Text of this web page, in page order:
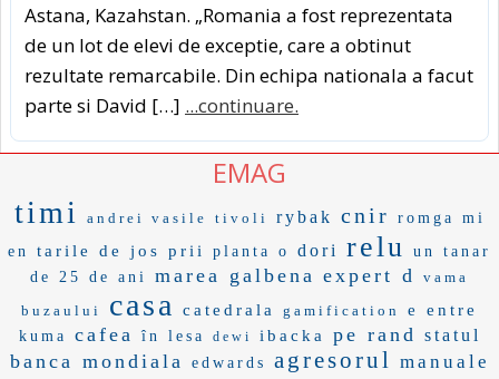
Astana, Kazahstan. „Romania a fost reprezentata
de un lot de elevi de exceptie, care a obtinut
rezultate remarcabile. Din echipa nationala a facut
parte si David […] ...continuare.
EMAG
timi andrei vasile tivoli rybak cnir romga
mi
en
tarile de jos prii planta o dori relu
un tanar
de 25 de ani
marea galbena expert d
vama
buzaului
casa catedrala gamification e entre
kuma cafea în lesa dewi ibacka pe rand statul
banca mondiala edwards agresorul manuale